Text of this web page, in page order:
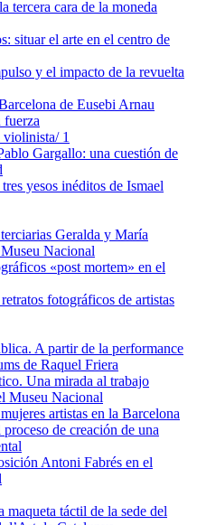
tercera cara de la moneda
situar el arte en el centro de
y el impacto de la revuelta
de Eusebi Arnau
fuerza
1
Gargallo: una cuestión de
yesos inéditos de Ismael
Geralda y María
Nacional
«post mortem» en el
fotográficos de artistas
A partir de la performance
de Raquel Friera
Una mirada al trabajo
Museu Nacional
artistas en la Barcelona
de creación de una
Antoni Fabrés en el
maqueta táctil de la sede del